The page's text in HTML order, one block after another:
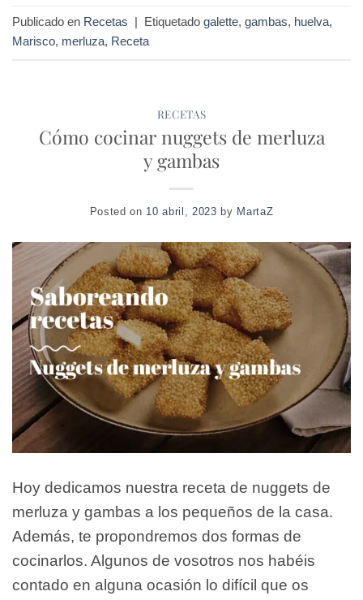
Publicado en Recetas | Etiquetado galette, gambas, huelva,
Marisco, merluza, Receta
RECETAS
Cómo cocinar nuggets de merluza
y gambas
Posted on 10 abril, 2023 by MartaZ
Hoy dedicamos nuestra receta de nuggets de
merluza y gambas a los pequeños de la casa.
Además, te propondremos dos formas de
cocinarlos. Algunos de vosotros nos habéis
contado en alguna ocasión lo difícil que os